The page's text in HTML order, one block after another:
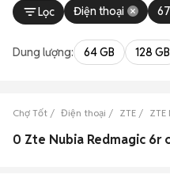
Lọc Điện thoại 67
Dung lượng: 64 GB 128 GB
Chợ Tốt Điện thoại ZTE